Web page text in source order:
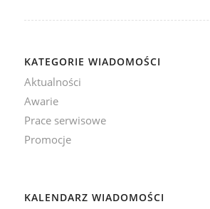
KATEGORIE WIADOMOŚCI
Aktualności
Awarie
Prace serwisowe
Promocje
KALENDARZ WIADOMOŚCI